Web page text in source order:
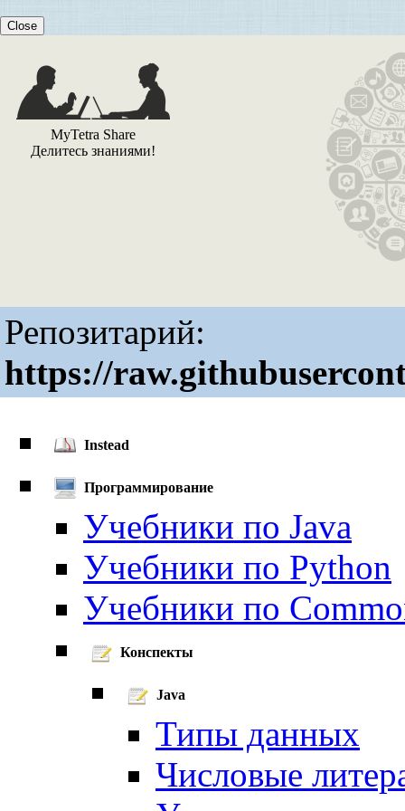
Close
MyTetra Share
Делитесь знаниями!
Репозитарий:
https://
Instead
Программирование
Учебники по Java
Учебники по Python
Учебники по
Конспекты
Java
Типы данных
Числовые